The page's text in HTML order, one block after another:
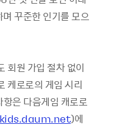
꾸준한 인기를 모으
회원 가입 절차 없이
케로로의 게임 시리
은 다음게임 캐로로
)에